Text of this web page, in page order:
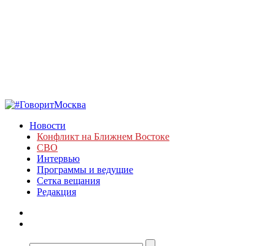
Новости
Конфликт на Ближнем Востоке
СВО
Интервью
Программы и ведущие
Сетка вещания
Редакция